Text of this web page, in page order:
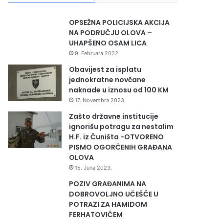
OPSEŽNA POLICIJSKA AKCIJA
NA PODRUČJU OLOVA –
UHAPŠENO OSAM LICA
9. Februara 2022.
Obavijest za isplatu
jednokratne novčane
naknade u iznosu od 100 KM
17. Novembra 2023.
Zašto državne institucije
ignorišu potragu za nestalim
H.F. iz Čuništa -OTVORENO
PISMO OGORČENIH GRAĐANA
OLOVA
15. Juna 2023.
POZIV GRAĐANIMA NA
DOBROVOLJNO UČEŠĆE U
POTRAZI ZA HAMIDOM
FERHATOVIĆEM